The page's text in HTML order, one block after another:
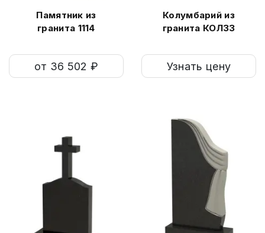
Памятник из
гранита 1114
от 36 502 ₽
Колумбарий из
гранита КОЛ33
Узнать цену